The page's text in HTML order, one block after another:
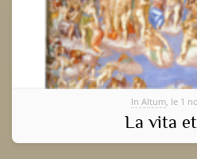
In Altum, le 1
La vita